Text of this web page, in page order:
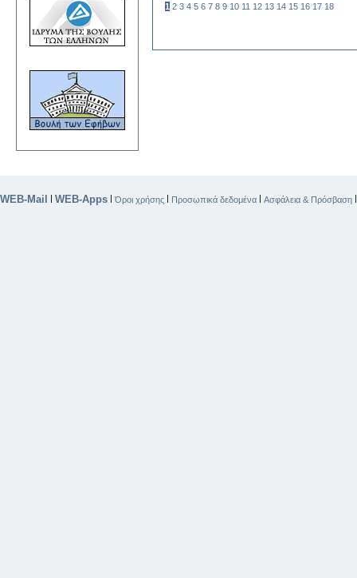
1 2 3 4 5 6 7 8 9 10 11 12 13 14 15 16 17 18
WEB-Mail WEB-Apps |Όροι χρήσης Προσωπικά δεδομένα Ασφάλεια & Πρόσβαση